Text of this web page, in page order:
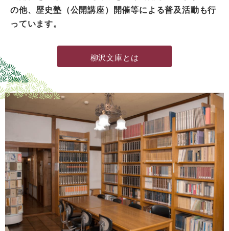
の他、歴史塾（公開講座）開催等による普及活動も行
っています。
柳沢文庫とは